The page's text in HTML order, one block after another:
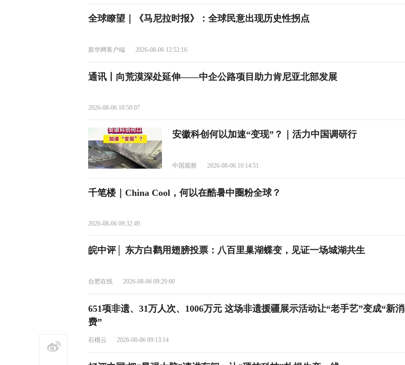
全球瞭望｜《马尼拉时报》：全球民意出现历史性拐点
新华网客户端 2026-08-06 12:52:16
通讯丨向荒漠深处延伸——中企公路项目助力肯尼亚北部发展
2026-08-06 10:50:07
安徽科创何以加速“变现”？｜活力中国调研行
中国观察 2026-08-06 10:14:51
千笔楼｜China Cool，何以在酷暑中圈粉全球？
2026-08-06 09:32:49
皖中评│ 东方白鹳用翅膀投票：八百里巢湖蝶变，见证一场城湖共生
合肥在线 2026-08-06 09:29:00
651项非遗、31万人次、1006万元 这场非遗援疆展示活动让“老手艺”变成“新消
费”
石榴云 2026-08-06 09:13:14